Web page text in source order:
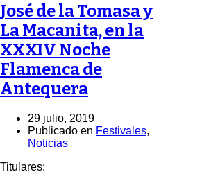
José de la Tomasa y
La Macanita, en la
XXXIV Noche
Flamenca de
Antequera
29 julio, 2019
Publicado en Festivales,
Noticias
Titulares: